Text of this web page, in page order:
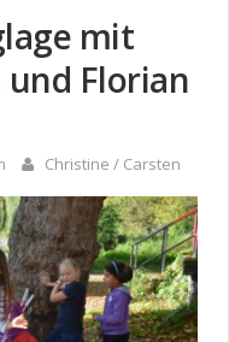
mit
und Florian
Christine / Carsten